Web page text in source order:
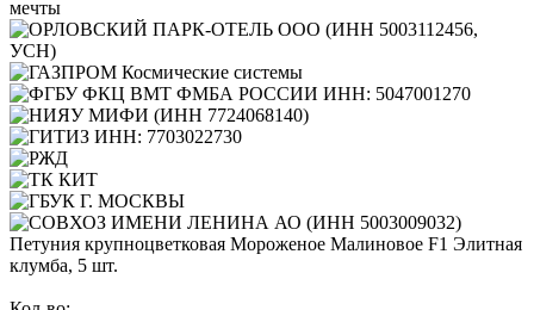
Петуния крупноцветковая Мороженое Малиновое F1 Элитная
клумба, 5 шт.